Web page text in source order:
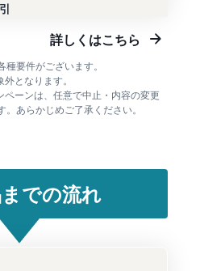
詳しくはこちら
要件がございます。
となります。
ーンは、任意で中止・内容の変更
。あらかじめご了承ください。
での流れ